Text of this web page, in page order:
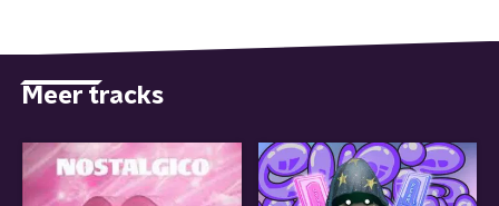
Meer tracks